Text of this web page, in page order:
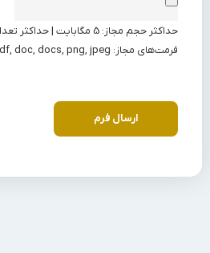
حداکثر حجم مجاز: 5 مگابایت | حداکثر تعداد فایل مجاز: 1 فایل
فرمت‌های مجاز: pdf, doc, docs, png, jpeg
ارسال فرم